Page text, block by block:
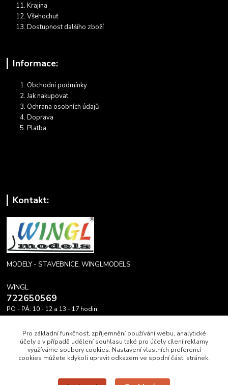
Krajina
Všehochuť
Dostupnost dalšího zboží
Informace:
Obchodní podmínky
Jak nakupovat
Ochrana osobních údajů
Doprava
Platba
Kontakt:
MODELY - STAVEBNICE, WINGLMODELS
WINGL
722650569
PO - PÁ: 10 - 12 a 13 - 17 hodin
Pro základní funkčnost, zpříjemnění používání webu, analytické
účely a v případě udělení souhlasu také pro účely cílení reklamy
využíváme soubory cookies. Nastavení vlastních preferencí
cookies můžete kdykoli upravit odkazem ve spodní části stránek.